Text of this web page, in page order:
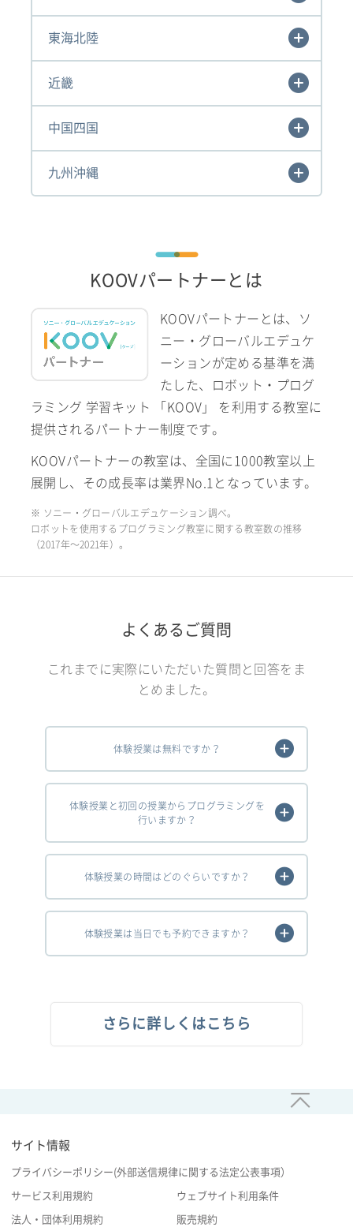
東海北陸
近畿
中国四国
九州沖縄
KOOVパートナーとは
KOOVパートナーとは、ソ
ニー・グローバルエデュケ
ーションが定める基準を満
たした、ロボット・プログ
ラミング 学習キット 「KOOV」 を利用する教室に
提供されるパートナー制度です。
KOOVパートナーの教室は、全国に1000教室以上
展開し、その成長率は業界No.1となっています。
※ ソニー・グローバルエデュケーション調べ。
ロボットを使用するプログラミング教室に関する教室数の推移
（2017年〜2021年）。
よくあるご質問
これまでに実際にいただいた質問と回答をま
とめました。
体験授業は無料ですか？
体験授業と初回の授業からプログラミングを
行いますか？
体験授業の時間はどのぐらいですか？
体験授業は当日でも予約できますか？
さらに詳しくはこちら
サイト情報
プライバシーポリシー(外部送信規律に関する法定公表事項）
サービス利用規約 ウェブサイト利用条件
法人・団体利用規約 販売規約